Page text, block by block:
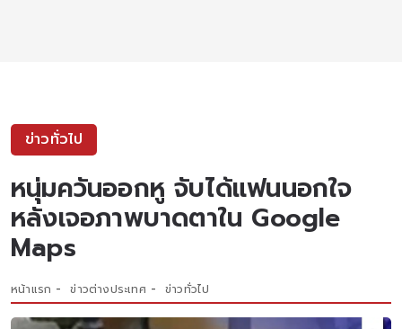
ข่าวทั่วไป
หนุ่มควันออกหู จับได้แฟนนอกใจ
หลังเจอภาพบาดตาใน Google
Maps
หน้าแรก ข่าวต่างประเทศ ข่าวทั่วไป